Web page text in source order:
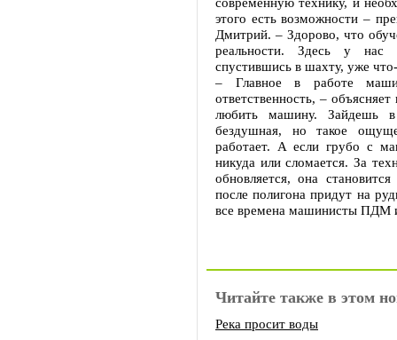
этого есть возможности –
Дмитрий. – Здорово, что
реальности. Здесь у нас
спустившись в шахту, уже
– Главное в работе
ответственность, –
любить машину. Зайдешь
бездушная, но такое
работает. А если грубо с
никуда или сломается. За
обновляется, она
после полигона придут на
все времена машинисты ПДМ
Читайте также в этом
Река просит воды